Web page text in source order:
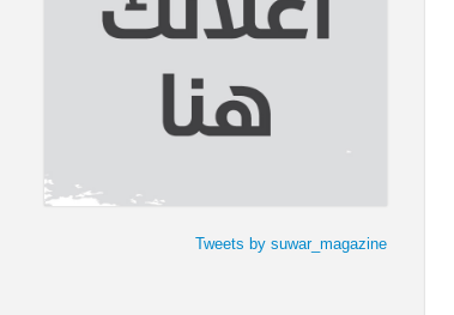
Tweets by suwar_magazine